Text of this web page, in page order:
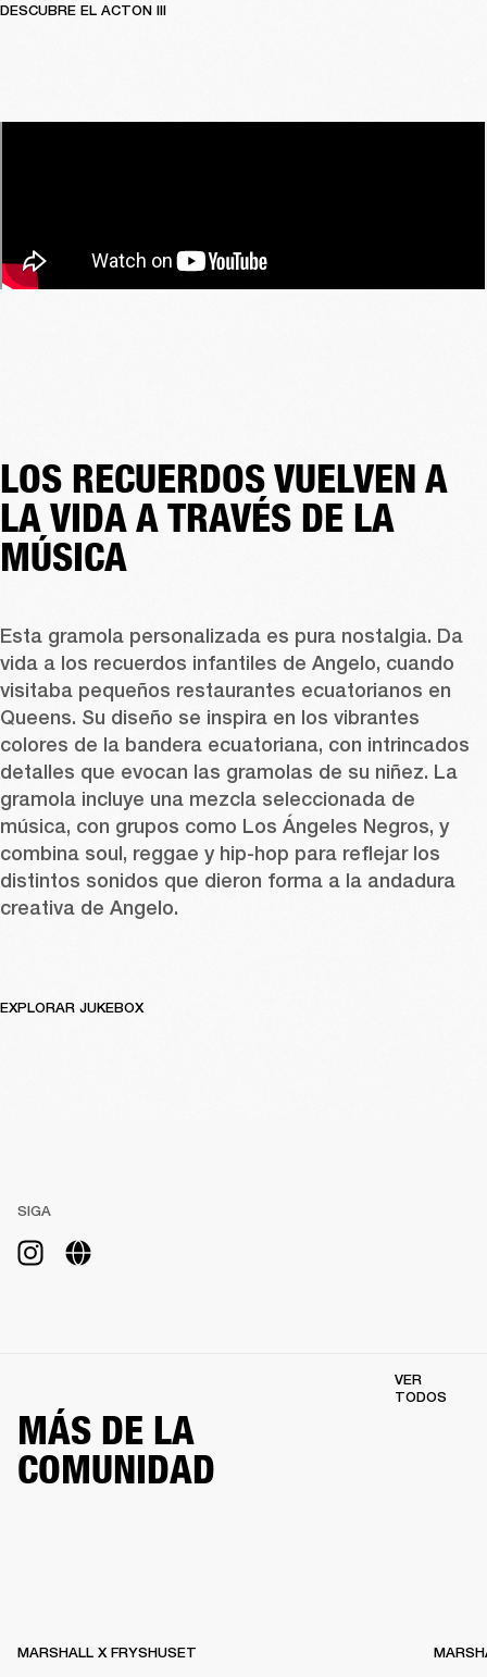
DESCUBRE EL ACTON III
LOS RECUERDOS VUELVEN A
LA VIDA A TRAVÉS DE LA
MÚSICA
Esta gramola personalizada es pura nostalgia. Da
vida a los recuerdos infantiles de Angelo, cuando
visitaba pequeños restaurantes ecuatorianos en
Queens. Su diseño se inspira en los vibrantes
colores de la bandera ecuatoriana, con intrincados
detalles que evocan las gramolas de su niñez. La
gramola incluye una mezcla seleccionada de
música, con grupos como Los Ángeles Negros, y
combina soul, reggae y hip-hop para reflejar los
distintos sonidos que dieron forma a la andadura
creativa de Angelo.
EXPLORAR JUKEBOX
SIGA
MÁS DE LA
COMUNIDAD
VER
TODOS
MARSHALL X FRYSHUSET